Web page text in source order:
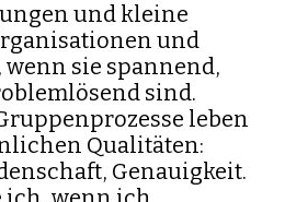
und kleine
und
sie spannend,
sind.
leben
Qualitäten:
Genauigkeit.